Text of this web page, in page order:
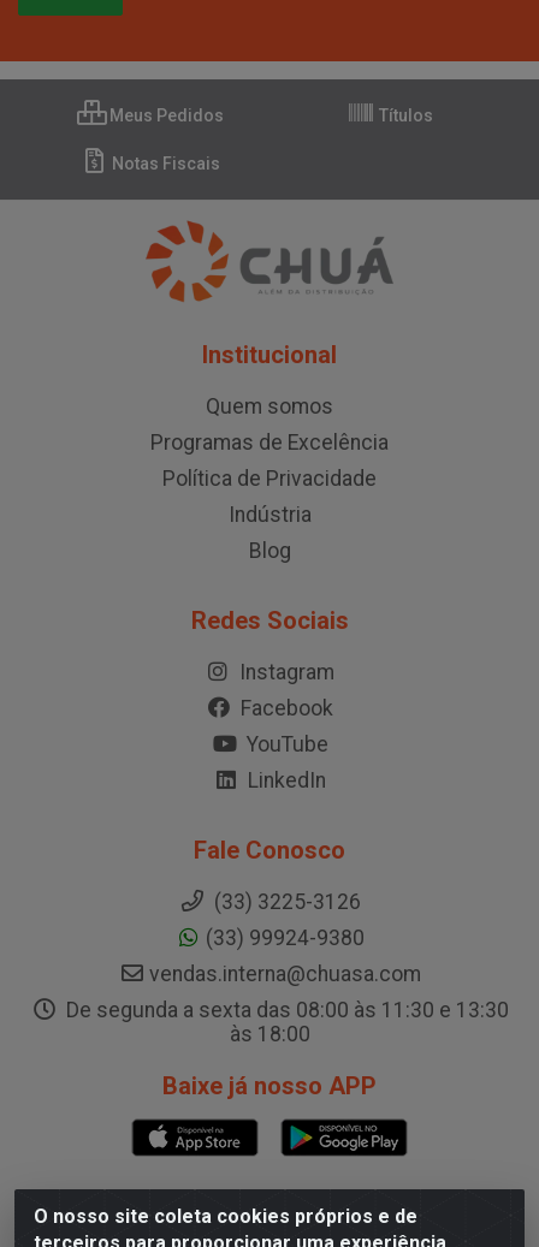
O nosso site coleta cookies próprios e de
Meus Pedidos Títulos
Notas Fiscais
Institucional
Quem somos
Programas de Excelência
Política de Privacidade
Indústria
Blog
Redes Sociais
Instagram
Facebook
YouTube
LinkedIn
Fale Conosco
(33) 3225-3126
(33) 99924-9380
vendas.interna@chuasa.com
De segunda a sexta das 08:00 às 11:30 e 13:30
às 18:00
Baixe já nosso APP
CD Governador Valadares